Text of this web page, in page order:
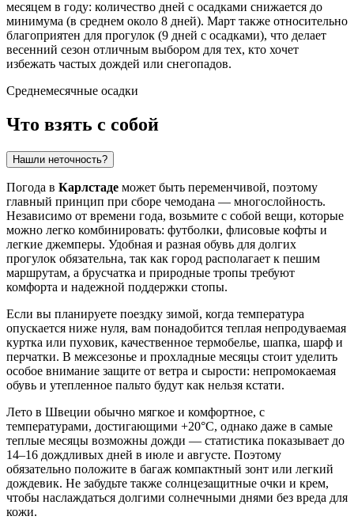
месяцем в году: количество дней с осадками снижается до
минимума (в среднем около 8 дней). Март также относительно
благоприятен для прогулок (9 дней с осадками), что делает
весенний сезон отличным выбором для тех, кто хочет
избежать частых дождей или снегопадов.
Среднемесячные осадки
Что взять с собой
Нашли неточность?
Погода в Карлстаде может быть переменчивой, поэтому
главный принцип при сборе чемодана — многослойность.
Независимо от времени года, возьмите с собой вещи, которые
можно легко комбинировать: футболки, флисовые кофты и
легкие джемперы. Удобная и разная обувь для долгих
прогулок обязательна, так как город располагает к пешим
маршрутам, а брусчатка и природные тропы требуют
комфорта и надежной поддержки стопы.
Если вы планируете поездку зимой, когда температура
опускается ниже нуля, вам понадобится теплая непродуваемая
куртка или пуховик, качественное термобелье, шапка, шарф и
перчатки. В межсезонье и прохладные месяцы стоит уделить
особое внимание защите от ветра и сырости: непромокаемая
обувь и утепленное пальто будут как нельзя кстати.
Лето в Швеции обычно мягкое и комфортное, с
температурами, достигающими +20°C, однако даже в самые
теплые месяцы возможны дожди — статистика показывает до
14–16 дождливых дней в июле и августе. Поэтому
обязательно положите в багаж компактный зонт или легкий
дождевик. Не забудьте также солнцезащитные очки и крем,
чтобы наслаждаться долгими солнечными днями без вреда для
кожи.